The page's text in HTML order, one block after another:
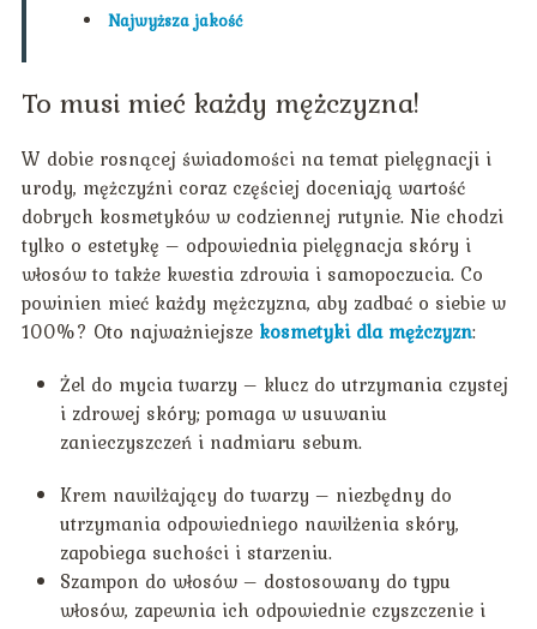
Najwyższa jakość
To musi mieć każdy mężczyzna!
W dobie rosnącej świadomości na temat pielęgnacji i
urody, mężczyźni coraz częściej doceniają wartość
dobrych kosmetyków w codziennej rutynie. Nie chodzi
tylko o estetykę – odpowiednia pielęgnacja skóry i
włosów to także kwestia zdrowia i samopoczucia. Co
powinien mieć każdy mężczyzna, aby zadbać o siebie w
100%? Oto najważniejsze kosmetyki dla mężczyzn:
Żel do mycia twarzy – klucz do utrzymania czystej
i zdrowej skóry; pomaga w usuwaniu
zanieczyszczeń i nadmiaru sebum.
Krem nawilżający do twarzy – niezbędny do
utrzymania odpowiedniego nawilżenia skóry,
zapobiega suchości i starzeniu.
Szampon do włosów – dostosowany do typu
włosów, zapewnia ich odpowiednie czyszczenie i